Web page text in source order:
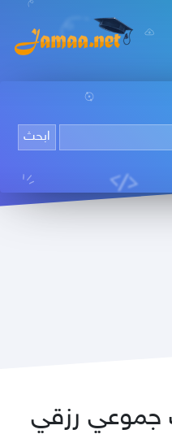
رزقي